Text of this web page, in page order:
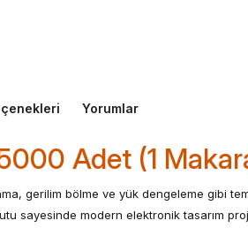
Yorumlar
Adet (1
gerilim bölme ve yük dengeleme
sayesinde modern elektronik tasarım